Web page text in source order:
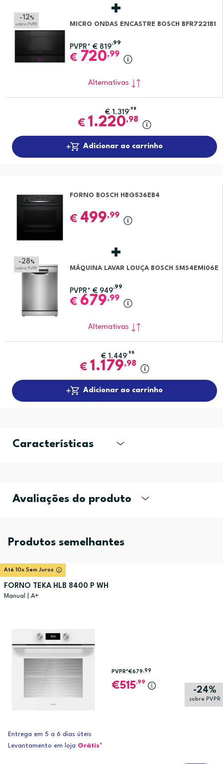
-12 %
sobre PVPR MICRO ONDAS ENCASTRE BOSCH BFR7221B1
PVPR* € 819
,99
€ 720,99
Alternativas
€ 1.319 ,98
€ 1.220,98
Adicionar ao carrinho
FORNO BOSCH HBG536EB4
€ 499,99
-28 %
sobre PVPR MÁQUINA LAVAR LOUÇA BOSCH SMS4EMI06E
PVPR* € 949
,99
€ 679,99
Alternativas
€ 1.449 ,98
€ 1.179,98
Adicionar ao carrinho
Características
Avaliações do produto
Produtos semelhantes
Até 10x Sem Juros
FORNO TEKA HLB 8400 P WH
Manual | A+
-24%
sobre PVPR
PVPR*€679,99
515,99
Entrega em 5 a 6 dias úteis
Levantamento em loja Grátis*